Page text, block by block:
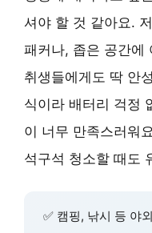
셔야 할 것 같아요.
패커나, 좁은 공간에
취생들에게도 딱 안
식이라 배터리 걱정
이 너무 만족스러워
석구석 청소할 때도
✅ 캠핑, 낚시 등 야